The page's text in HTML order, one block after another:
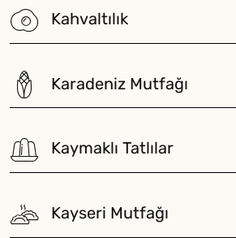
Kahvaltılık
Karadeniz Mutfağı
Kaymaklı Tatlılar
Kayseri Mutfağı